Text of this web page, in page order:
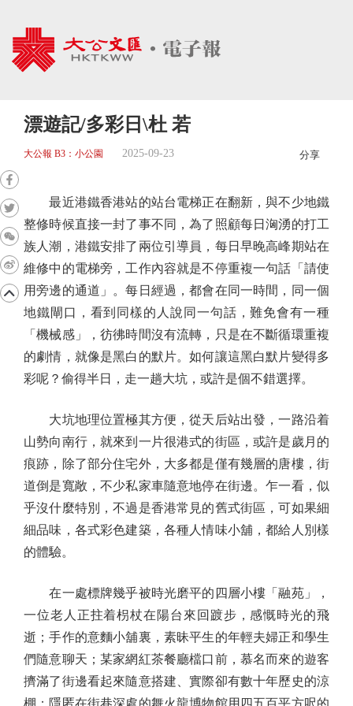
漂遊記/多彩日\杜 若
大公報 B3：小公園 2025-09-23 分享
最近港鐵香港站的站台電梯正在翻新，與不少地鐵
整修時候直接一封了事不同，為了照顧每日洶湧的打工
族人潮，港鐵安排了兩位引導員，每日早晚高峰期站在
維修中的電梯旁，工作內容就是不停重複一句話「請使
用旁邊的通道」。每日經過，都會在同一時間，同一個
地鐵閘口，看到同樣的人說同一句話，難免會有一種
「機械感」，彷彿時間沒有流轉，只是在不斷循環重複
的劇情，就像是黑白的默片。如何讓這黑白默片變得多
彩呢？偷得半日，走一趟大坑，或許是個不錯選擇。
大坑地理位置極其方便，從天后站出發，一路沿着
山勢向南行，就來到一片很港式的街區，或許是歲月的
痕跡，除了部分住宅外，大多都是僅有幾層的唐樓，街
道倒是寬敞，不少私家車隨意地停在街邊。乍一看，似
乎沒什麼特別，不過是香港常見的舊式街區，可如果細
細品味，各式彩色建築，各種人情味小舖，都給人別樣
的體驗。
在一處標牌幾乎被時光磨平的四層小樓「融苑」，
一位老人正拄着枴杖在陽台來回踱步，感慨時光的飛
逝；手作的意麵小舖裏，素昧平生的年輕夫婦正和學生
們隨意聊天；某家網紅茶餐廳檔口前，慕名而來的遊客
擠滿了街邊看起來隨意搭建、實際卻有數十年歷史的涼